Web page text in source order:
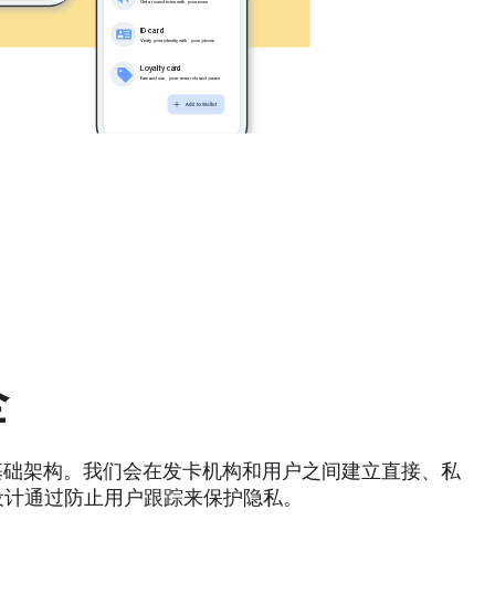
架构。我们会在发卡机构和用户之间建立直接、私
通过防止用户跟踪来保护隐私。